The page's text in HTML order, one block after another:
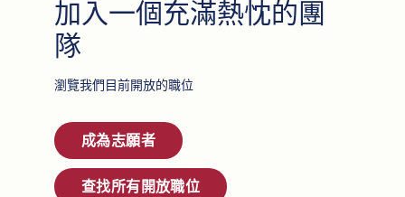
加入一個充滿熱忱的團
隊
瀏覽我們目前開放的職位
成為志願者
查找所有開放職位